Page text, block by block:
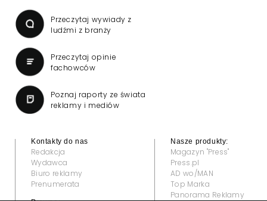
Przeczytaj wywiady z
ludźmi z branży
Przeczytaj opinie
fachowców
Poznaj raporty ze świata
reklamy i mediów
Kontakty do nas
Redakcja
Wydawca
Biuro reklamy
Prenumerata
Nasze produkty:
Magazyn "Press"
Press.pl
AD wo/MAN
Top Marka
Panorama Reklamy